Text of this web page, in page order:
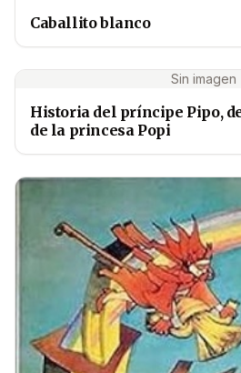
Caballito blanco
Sin imagen
Historia del príncipe Pipo,
de la princesa Popi